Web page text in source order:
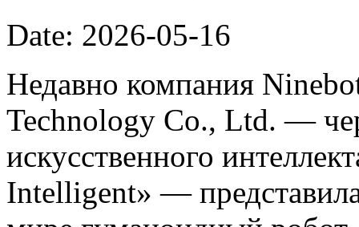
Date: 2026-05-16
Недавно компания
Technology Co., Ltd. —
искусственного
Intelligent» —